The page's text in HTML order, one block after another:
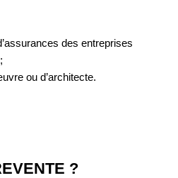
des entreprises
ou d’architecte.
?